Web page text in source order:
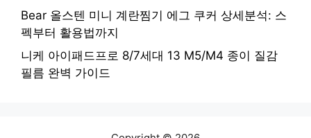
Bear 올스텐 미니 계란찜기 에그 쿠커 상세분석: 스
펙부터 활용법까지
니케 아이패드프로 8/7세대 13 M5/M4 종이 질감
필름 완벽 가이드